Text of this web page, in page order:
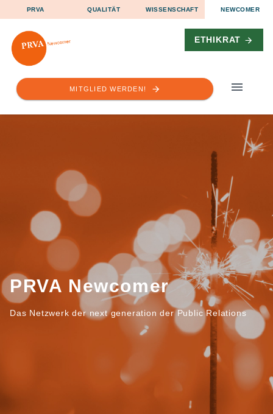
PRVA QUALITÄT WISSENSCHAFT NEWCOMER
ETHIKRAT
MITGLIED WERDEN!
PRVA Newcomer
Das Netzwerk der next generation der Public Relations